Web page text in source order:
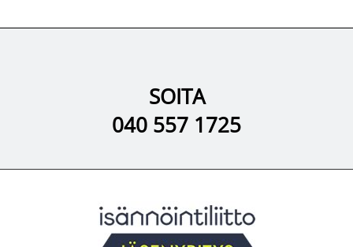
SOITA
040 557 1725